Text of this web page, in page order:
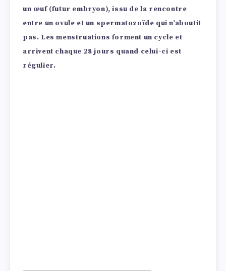
un œuf (futur embryon), issu de la rencontre
entre un ovule et un spermatozoïde qui n’aboutit
pas. Les menstruations forment un cycle et
arrivent chaque 28 jours quand celui-ci est
régulier.